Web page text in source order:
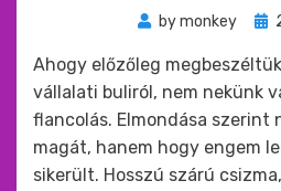
bymonkey
:
Ahogy előzőleg
vállalati buliról, nem nekünk
flancolás. Elmondása szerint
magát, hanem hogy engem
sikerült. Hosszú szárú